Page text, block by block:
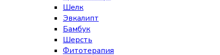
Шелк
Эвкалипт
Бамбук
Шерсть
Фитотерапия